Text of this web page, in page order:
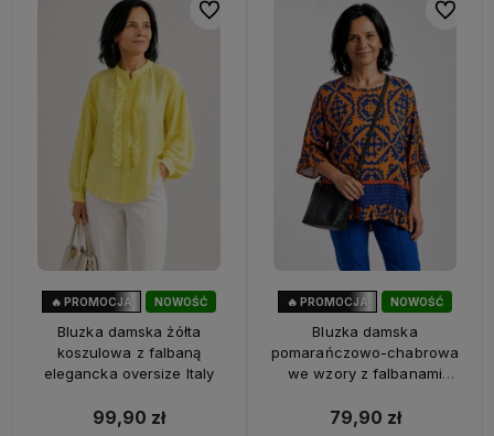
NOWOŚĆ
OKAZJA
🔥 PROMOCJA
Bluzka damska żółta
koszulowa z falbaną
elegancka oversize Italy
99,90 zł
Do ulubionych
NOWOŚĆ
🔥 PROMOCJA
Bluzka damska
pomarańczowo-chabrowa
we wzory z falbanami
79,90 zł
Do